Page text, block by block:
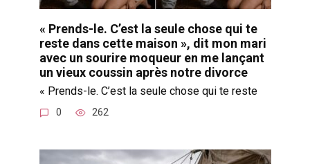
« Prends-le. C’est la seule chose qui te
reste dans cette maison », dit mon mari
avec un sourire moqueur en me lançant
un vieux coussin après notre divorce
« Prends-le. C’est la seule chose qui te reste
0 262